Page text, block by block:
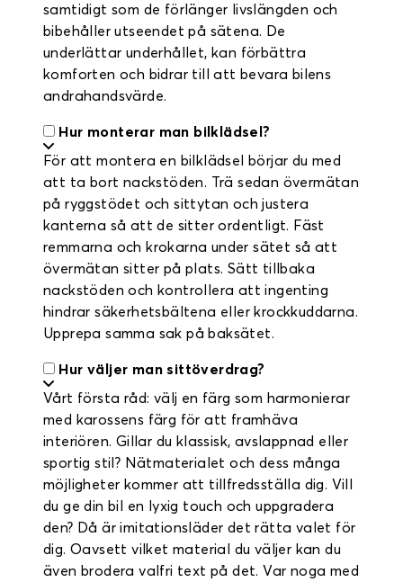
samtidigt som de förlänger livslängden och
bibehåller utseendet på sätena. De
underlättar underhållet, kan förbättra
komforten och bidrar till att bevara bilens
andrahandsvärde.
Hur monterar man bilklädsel?
För att montera en bilklädsel börjar du med
att ta bort nackstöden. Trä sedan övermätan
på ryggstödet och sittytan och justera
kanterna så att de sitter ordentligt. Fäst
remmarna och krokarna under sätet så att
övermätan sitter på plats. Sätt tillbaka
nackstöden och kontrollera att ingenting
hindrar säkerhetsbältena eller krockkuddarna.
Upprepa samma sak på baksätet.
Hur väljer man sittöverdrag?
Vårt första råd: välj en färg som harmonierar
med karossens färg för att framhäva
interiören. Gillar du klassisk, avslappnad eller
sportig stil? Nätmaterialet och dess många
möjligheter kommer att tillfredsställa dig. Vill
du ge din bil en lyxig touch och uppgradera
den? Då är imitationsläder det rätta valet för
dig. Oavsett vilket material du väljer kan du
även brodera valfri text på det. Var noga med